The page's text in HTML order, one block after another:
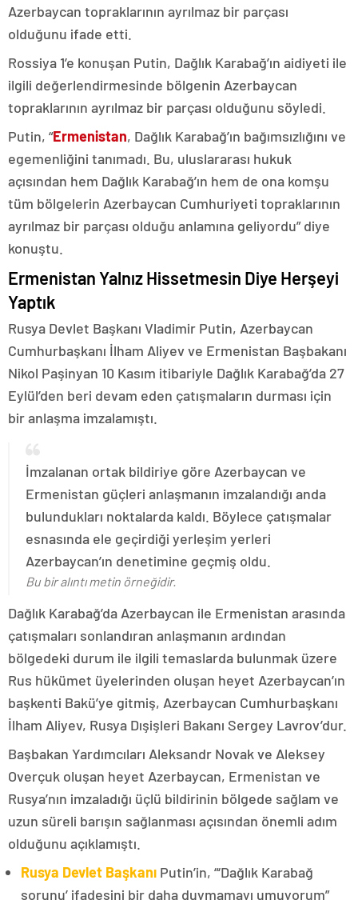
Azerbaycan topraklarının ayrılmaz bir parçası
olduğunu ifade etti.
Rossiya 1’e konuşan Putin, Dağlık Karabağ’ın aidiyeti ile
ilgili değerlendirmesinde bölgenin Azerbaycan
topraklarının ayrılmaz bir parçası olduğunu söyledi.
Putin, “Ermenistan, Dağlık Karabağ’ın bağımsızlığını ve
egemenliğini tanımadı. Bu, uluslararası hukuk
açısından hem Dağlık Karabağ’ın hem de ona komşu
tüm bölgelerin Azerbaycan Cumhuriyeti topraklarının
ayrılmaz bir parçası olduğu anlamına geliyordu” diye
konuştu.
Ermenistan Yalnız Hissetmesin Diye Herşeyi
Yaptık
Rusya Devlet Başkanı Vladimir Putin, Azerbaycan
Cumhurbaşkanı İlham Aliyev ve Ermenistan Başbakanı
Nikol Paşinyan 10 Kasım itibariyle Dağlık Karabağ’da 27
Eylül’den beri devam eden çatışmaların durması için
bir anlaşma imzalamıştı.
İmzalanan ortak bildiriye göre Azerbaycan ve
Ermenistan güçleri anlaşmanın imzalandığı anda
bulundukları noktalarda kaldı. Böylece çatışmalar
esnasında ele geçirdiği yerleşim yerleri
Azerbaycan’ın denetimine geçmiş oldu.
Bu bir alıntı metin örneğidir.
Dağlık Karabağ’da Azerbaycan ile Ermenistan arasında
çatışmaları sonlandıran anlaşmanın ardından
bölgedeki durum ile ilgili temaslarda bulunmak üzere
Rus hükümet üyelerinden oluşan heyet Azerbaycan’ın
başkenti Bakü’ye gitmiş, Azerbaycan Cumhurbaşkanı
İlham Aliyev, Rusya Dışişleri Bakanı Sergey Lavrov’dur.
Başbakan Yardımcıları Aleksandr Novak ve Aleksey
Overçuk oluşan heyet Azerbaycan, Ermenistan ve
Rusya’nın imzaladığı üçlü bildirinin bölgede sağlam ve
uzun süreli barışın sağlanması açısından önemli adım
olduğunu açıklamıştı.
Rusya Devlet Başkanı Putin’in, “‘Dağlık Karabağ
sorunu’ ifadesini bir daha duymamayı umuyorum”